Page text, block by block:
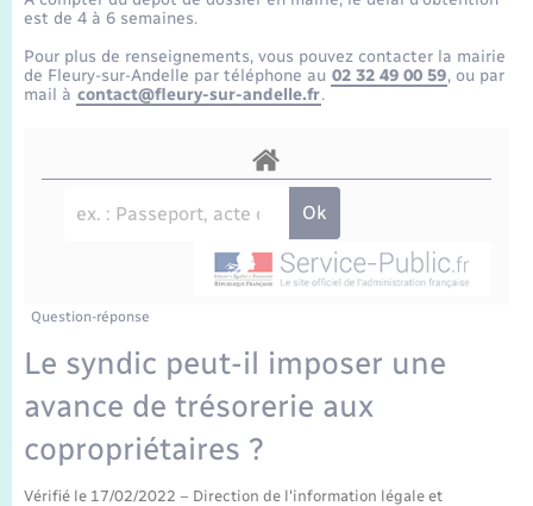
Etat-civil - Papiers - Citoyenneté
Mariage – PACS
Recensement
Loisirs
Organisation d’événement
Sécurité - Prévention
Transports scolaires
Travaux - Autorisation d’occupation de l’espace
public
Compétences
Présentation de la commune
La Communauté de communes
est de 4 à 6 semaines.
Pour plus de renseignements, vous pouvez contacter la mairie
de Fleury-sur-Andelle par téléphone au 02 32 49 00 59, ou par
mail à contact@fleury-sur-andelle.fr.
Question-réponse
Le syndic peut-il imposer une
avance de trésorerie aux
copropriétaires ?
Vérifié le 17/02/2022 – Direction de l'information légale et